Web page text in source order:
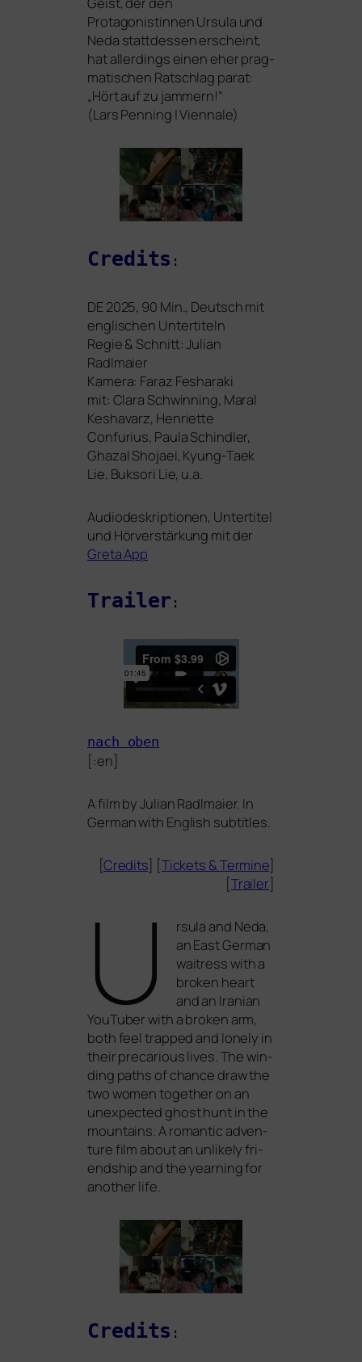
Protagonistinnen Ursula und
Neda statt­des­sen erscheint,
hat aller­dings einen eher prag­
ma­ti­schen Ratschlag parat:
„Hört auf zu jam­mern!“
(Lars Penning | Viennale)
Credits :
DE2025, 90 Min., Deutsch mit
eng­li­schen Untertiteln
Regie& Schnitt: Julian
Radlmaier
Kamera: Faraz Fesharaki
mit: Clara Schwinning, Maral
Keshavarz, Henriette
Confurius, Paula Schindler,
Ghazal Shojaei, Kyung-Taek
Lie, Buksori Lie, u.a.
Audiodeskriptionen, Untertitel
und Hörverstärkung mit der
Greta App
Trailer :
nach oben
[:en]
A film by Julian Radlmaier. In
German with English subtitles.
[Credits] [Tickets &Termine]
[Trailer]
U
rsula and Neda,
an East German
wai­tress with a
bro­ken heart
and an Iranian
YouTuber with a bro­ken arm,
both feel trap­ped and lonely in
their pre­ca­rious lives. The win­
ding paths of chan­ce draw the
two women tog­e­ther on an
unex­pec­ted ghost hunt in the
moun­ta­ins. A roman­tic adven­
ture film about an unli­kely fri­
end­ship and the year­ning for
ano­ther life.
Credits :